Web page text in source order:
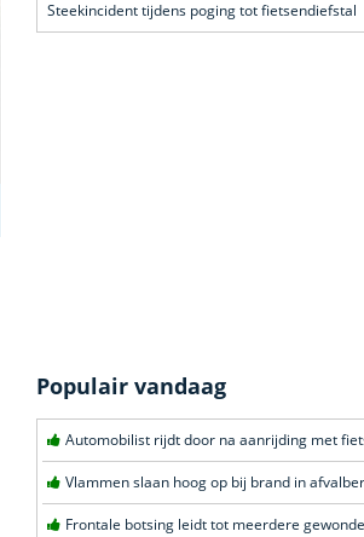
Steekincident tijdens poging tot fietsendiefstal
Populair vandaag